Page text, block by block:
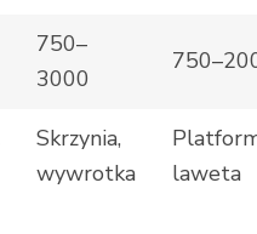
750–
3000
Skrzynia,
wywrotka
laweta